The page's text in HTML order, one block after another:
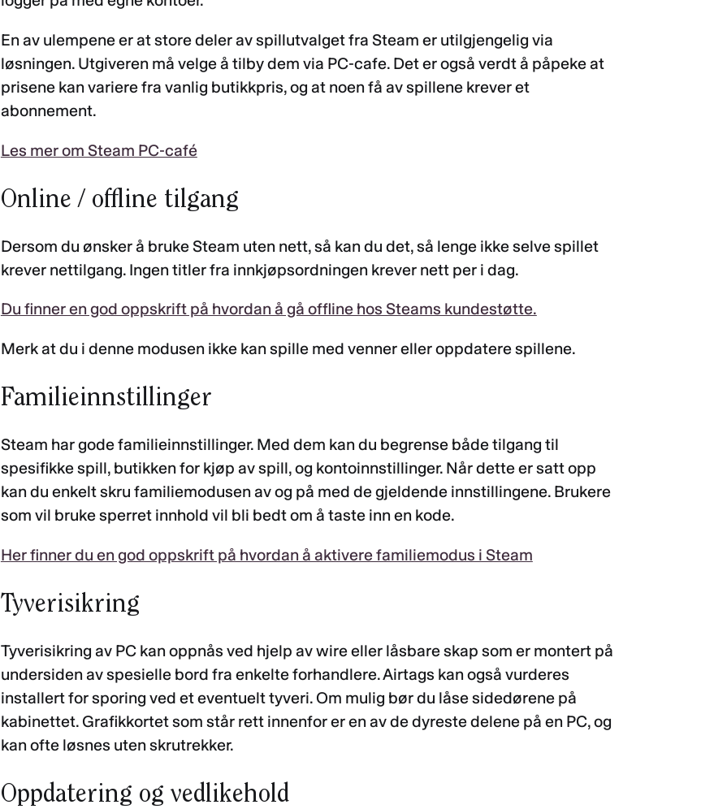
En av ulempene er at store deler av spillutvalget fra Steam er utilgjengelig via
løsningen. Utgiveren må velge å tilby dem via PC-cafe. Det er også verdt å påpeke at
prisene kan variere fra vanlig butikkpris, og at noen få av spillene krever et
abonnement.
Les mer om Steam PC-café
Online / offline tilgang
Dersom du ønsker å bruke Steam uten nett, så kan du det, så lenge ikke selve spillet
krever nettilgang. Ingen titler fra innkjøpsordningen krever nett per i dag.
Du finner en god oppskrift på hvordan å gå offline hos Steams kundestøtte.
Merk at du i denne modusen ikke kan spille med venner eller oppdatere spillene.
Familieinnstillinger
Steam har gode familieinnstillinger. Med dem kan du begrense både tilgang til
spesifikke spill, butikken for kjøp av spill, og kontoinnstillinger. Når dette er satt opp
kan du enkelt skru familiemodusen av og på med de gjeldende innstillingene. Brukere
som vil bruke sperret innhold vil bli bedt om å taste inn en kode.
Her finner du en god oppskrift på hvordan å aktivere familiemodus i Steam
Tyverisikring
Tyverisikring av PC kan oppnås ved hjelp av wire eller låsbare skap som er montert på
undersiden av spesielle bord fra enkelte forhandlere. Airtags kan også vurderes
installert for sporing ved et eventuelt tyveri. Om mulig bør du låse sidedørene på
kabinettet. Grafikkortet som står rett innenfor er en av de dyreste delene på en PC, og
kan ofte løsnes uten skrutrekker.
Oppdatering og vedlikehold